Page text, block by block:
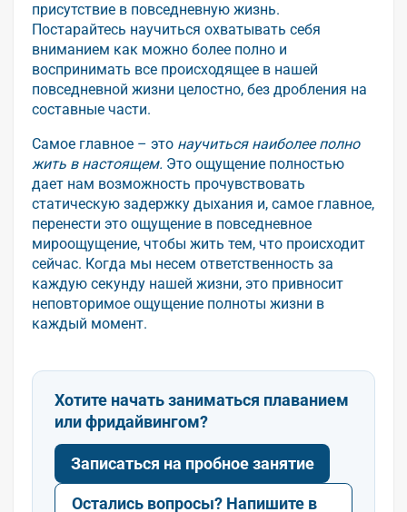
присутствие в повседневную жизнь.
Постарайтесь научиться охватывать себя
вниманием как можно более полно и
воспринимать все происходящее в нашей
повседневной жизни целостно, без дробления на
составные части.
Самое главное – это научиться наиболее полно
жить в настоящем. Это ощущение полностью
дает нам возможность прочувствовать
статическую задержку дыхания и, самое главное,
перенести это ощущение в повседневное
мироощущение, чтобы жить тем, что происходит
сейчас. Когда мы несем ответственность за
каждую секунду нашей жизни, это привносит
неповторимое ощущение полноты жизни в
каждый момент.
Хотите начать заниматься плаванием
или фридайвингом?
Записаться на пробное занятие
Остались вопросы? Напишите в